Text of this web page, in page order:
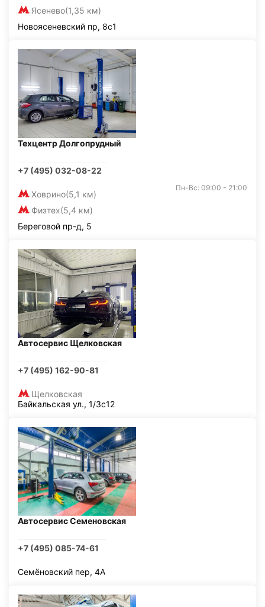
Ясенево(1,35 км)
Новоясеневский пр, 8с1
Техцентр Долгопрудный
+7 (495) 032-08-22
Ховрино(5,1 км)
Физтех(5,4 км)
Пн-Вс: 09:00 - 21:00
Береговой пр-д, 5
Автосервис Щелковская
+7 (495) 162-90-81
Щелковская
Байкальская ул., 1/3с12
Автосервис Семеновская
+7 (495) 085-74-61
Семёновский пер, 4А